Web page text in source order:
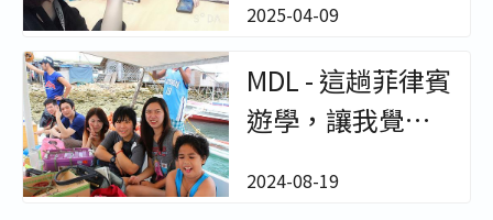
遊學學生心得】
－非凡遊學
2025-04-09
MDL - 這趟菲律賓
遊學，讓我覺得
的就是人【菲律
2024-08-19